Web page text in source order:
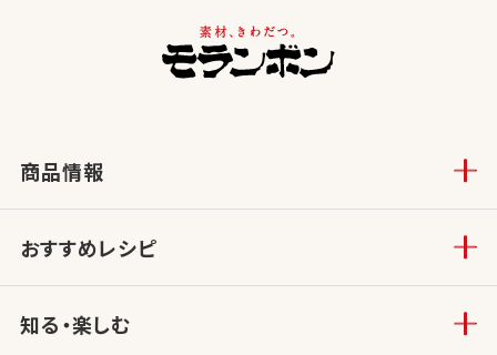
商品情報
おすすめレシピ
知る・楽しむ